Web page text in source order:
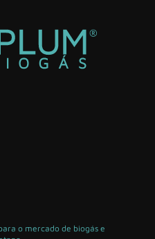
o mercado de biogás e